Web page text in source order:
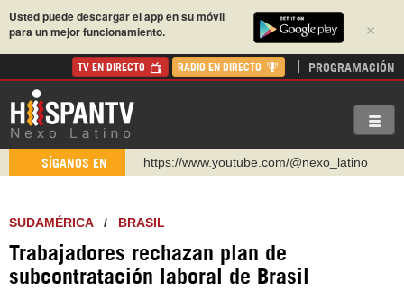
×
Usted puede descargar el app en su móvil
para un mejor funcionamiento.
TV EN DIRECTO RADIO EN DIRECTO PROGRAMACIÓN
SÍGANOS EN
https://www.youtube.com/@nexo_latino
WhatsApp y Viber: +98 921 79 29 404
SUDAMÉRICA/ BRASIL
Trabajadores rechazan plan de
subcontratación laboral de Brasil